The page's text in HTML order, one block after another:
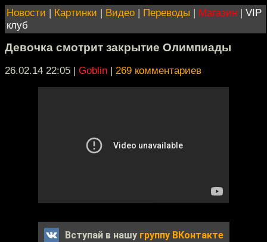
Новости | Картинки | Видео | Переводы | Магазин | VIP
клуб
Девочка смотрит закрытие Олимпиады
26.02.14 22:05 | Goblin | 269 комментариев
Вступай в нашу группу ВКонтакте